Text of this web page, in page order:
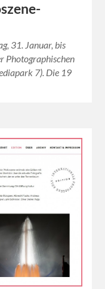
31. Januar, bis
Photographischen
7). Die 19